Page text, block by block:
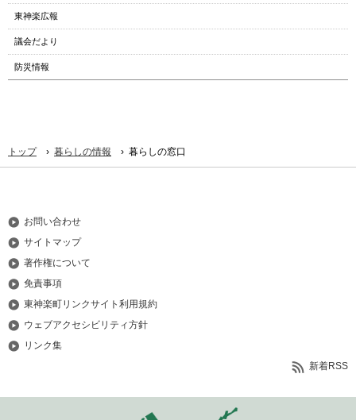
東神楽広報
議会だより
防災情報
トップ › 暮らしの情報 › 暮らしの窓口
お問い合わせ
サイトマップ
著作権について
免責事項
東神楽町リンクサイト利用規約
ウェブアクセシビリティ方針
リンク集
新着RSS